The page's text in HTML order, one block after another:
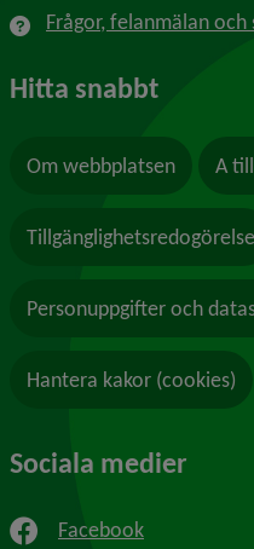
Frågor, felanmälan
Hitta snabbt
Om webbplatsen A
Tillgänglighetsredogörelse
Personuppgifter och
Hantera kakor (cookies)
Sociala medier
Facebook